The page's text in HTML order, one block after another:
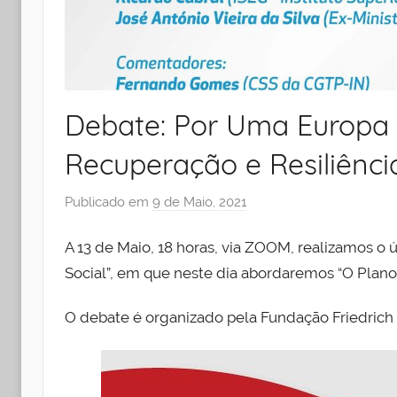
Debate: Por Uma
Recuperação e
Publicado em 9 de Maio, 2021
r
I
s
A 13 de Maio, 18 horas, via ZOOM, realizamos
Social”, em que neste dia abordaremos “O
O debate é organizado pela Fundação